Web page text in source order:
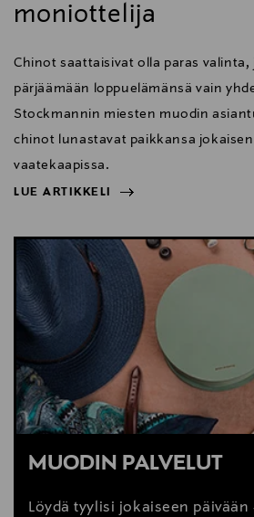
moniottelija
Chinot saattaisivat olla paras
pärjäämään loppuelämänsä vain
Stockmannin miesten muodin
chinot lunastavat paikkansa
vaatekaapissa.
LUE ARTIKKELI
LUE ARTIKKELI
MUODIN PALVELUT
Löydä tyylisi jokaiseen päivään